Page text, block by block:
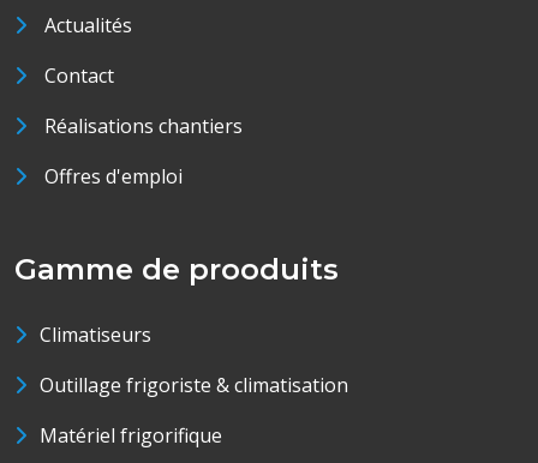
Actualités
Contact
Réalisations chantiers
Offres d'emploi
Gamme de prooduits
Climatiseurs
Outillage frigoriste & climatisation
Matériel frigorifique